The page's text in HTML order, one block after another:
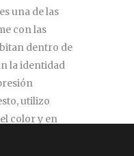
una de las
con las
dentro de
la identidad
utilizo
color y en